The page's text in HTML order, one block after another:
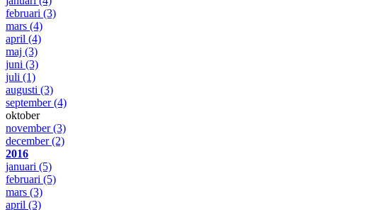
februari (3)
mars (4)
april (4)
maj (3)
juni (3)
juli (1)
augusti (3)
september(4)
oktober
november(3)
december(2)
2016
januari (5)
februari (5)
mars (3)
april (3)